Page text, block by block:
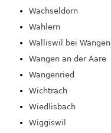
Wachseldorn
Wahlern
Walliswil bei Wangen
Wangen an der Aare
Wangenried
Wichtrach
Wiedlisbach
Wiggiswil